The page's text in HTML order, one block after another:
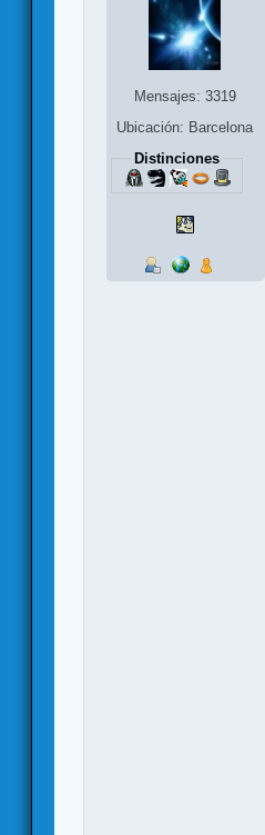
Mensajes: 3319
Ubicación: Barcelona
Distinciones